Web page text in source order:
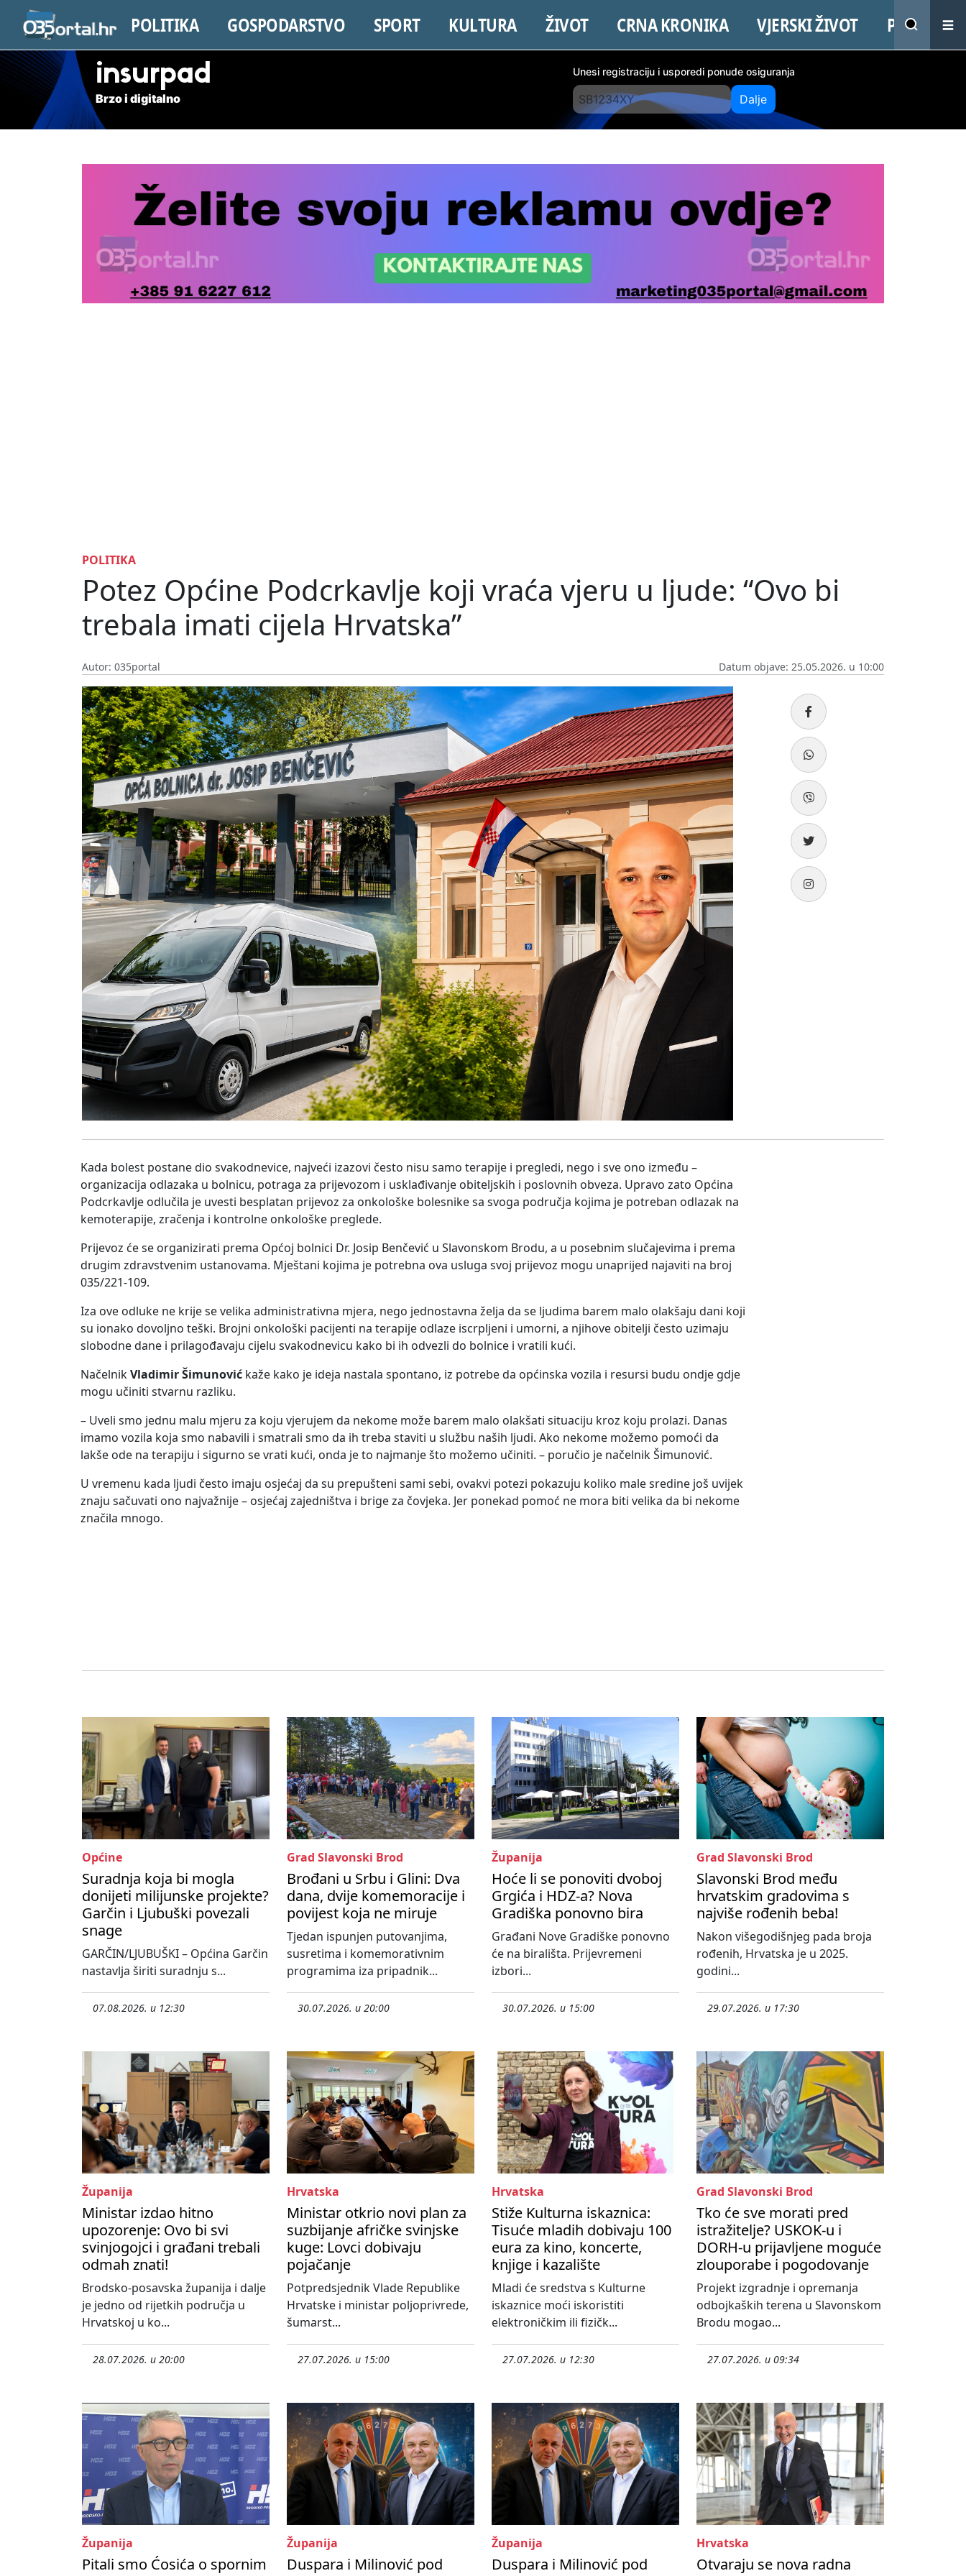
POLITIKA GOSPODARSTVO SPORT KULTURA ŽIVOT CRNA KRONIKA VJERSKI ŽIVOT PROMO
insurpad
Brzo i digitalno
Unesi registraciju i usporedi ponude osiguranja
Dalje
POLITIKA
Potez Općine Podcrkavlje koji vraća vjeru u ljude: “Ovo bi
trebala imati cijela Hrvatska”
Autor: 035portal Datum objave: 25.05.2026. u 10:00
Kada bolest postane dio svakodnevice, najveći izazovi često nisu samo terapije i pregledi, nego i sve ono između –
organizacija odlazaka u bolnicu, potraga za prijevozom i usklađivanje obiteljskih i poslovnih obveza. Upravo zato Općina
Podcrkavlje odlučila je uvesti besplatan prijevoz za onkološke bolesnike sa svoga područja kojima je potreban odlazak na
kemoterapije, zračenja i kontrolne onkološke preglede.
Prijevoz će se organizirati prema Općoj bolnici Dr. Josip Benčević u Slavonskom Brodu, a u posebnim slučajevima i prema
drugim zdravstvenim ustanovama. Mještani kojima je potrebna ova usluga svoj prijevoz mogu unaprijed najaviti na broj
035/221-109.
Iza ove odluke ne krije se velika administrativna mjera, nego jednostavna želja da se ljudima barem malo olakšaju dani koji
su ionako dovoljno teški. Brojni onkološki pacijenti na terapije odlaze iscrpljeni i umorni, a njihove obitelji često uzimaju
slobodne dane i prilagođavaju cijelu svakodnevicu kako bi ih odvezli do bolnice i vratili kući.
NačelnikVladimir Šimunović kaže kako je ideja nastala spontano, iz potrebe da općinska vozila i resursi budu ondje gdje
mogu učiniti stvarnu razliku.
– Uveli smo jednu malu mjeru za koju vjerujem da nekome može barem malo olakšati situaciju kroz koju prolazi. Danas
imamo vozila koja smo nabavili i smatrali smo da ih treba staviti u službu naših ljudi. Ako nekome možemo pomoći da
lakše ode na terapiju i sigurno se vrati kući, onda je to najmanje što možemo učiniti. – poručio je načelnik Šimunović.
U vremenu kada ljudi često imaju osjećaj da su prepušteni sami sebi, ovakvi potezi pokazuju koliko male sredine još uvijek
znaju sačuvati ono najvažnije – osjećaj zajedništva i brige za čovjeka. Jer ponekad pomoć ne mora biti velika da bi nekome
značila mnogo.
Općine
Suradnja koja bi mogla
donijeti milijunske projekte?
Garčin i Ljubuški povezali
snage
GARČIN/LJUBUŠKI – Općina Garčin
nastavlja širiti suradnju s...
07.08.2026. u 12:30
Grad Slavonski Brod
Brođani u Srbu i Glini: Dva
dana, dvije komemoracije i
povijest koja ne miruje
Tjedan ispunjen putovanjima,
susretima i komemorativnim
programima iza pripadnik...
30.07.2026. u 20:00
Županija
Hoće li se ponoviti dvoboj
Grgića i HDZ-a? Nova
Gradiška ponovno bira
Građani Nove Gradiške ponovno
će na birališta. Prijevremeni
izbori...
30.07.2026. u 15:00
Grad Slavonski Brod
Slavonski Brod među
hrvatskim gradovima s
najviše rođenih beba!
Nakon višegodišnjeg pada broja
rođenih, Hrvatska je u 2025.
godini...
29.07.2026. u 17:30
Županija
Ministar izdao hitno
upozorenje: Ovo bi svi
svinjogojci i građani trebali
odmah znati!
Brodsko-posavska županija i dalje
je jedno od rijetkih područja u
Hrvatskoj u ko...
28.07.2026. u 20:00
Hrvatska
Ministar otkrio novi plan za
suzbijanje afričke svinjske
kuge: Lovci dobivaju
pojačanje
Potpredsjednik Vlade Republike
Hrvatske i ministar poljoprivrede,
šumarst...
27.07.2026. u 15:00
Hrvatska
Stiže Kulturna iskaznica:
Tisuće mladih dobivaju 100
eura za kino, koncerte,
knjige i kazalište
Mladi će sredstva s Kulturne
iskaznice moći iskoristiti
elektroničkim ili fizičk...
27.07.2026. u 12:30
Grad Slavonski Brod
Tko će sve morati pred
istražitelje? USKOK-u i
DORH-u prijavljene moguće
zlouporabe i pogodovanje
Projekt izgradnje i opremanja
odbojkaških terena u Slavonskom
Brodu mogao...
27.07.2026. u 09:34
Županija
Pitali smo Ćosića o spornim
Županija
Duspara i Milinović pod
Županija
Duspara i Milinović pod
Hrvatska
Otvaraju se nova radna